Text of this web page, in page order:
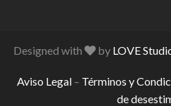
Designed with by LOVE
Aviso Legal – Términos y
de